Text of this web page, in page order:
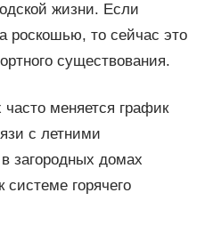
жизни. Если
роскошью, то сейчас это
существования.
меняется график
с летними
загородных домах
горячего